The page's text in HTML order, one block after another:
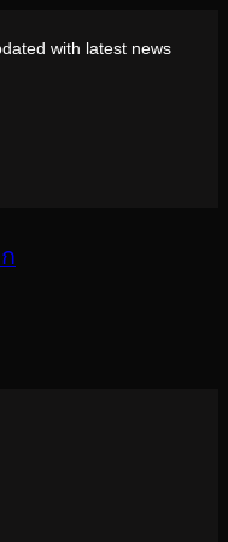
with latest news